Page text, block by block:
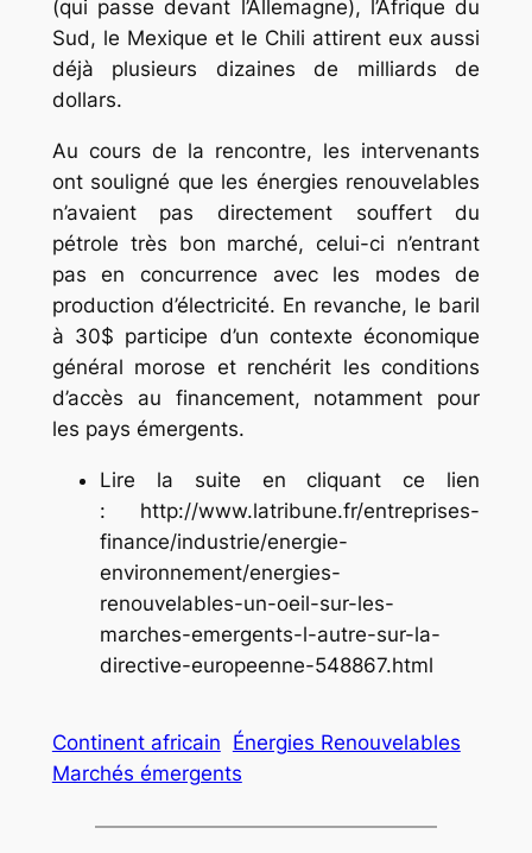
(qui passe devant l’Allemagne), l’Afrique du
Sud, le Mexique et le Chili attirent eux aussi
déjà plusieurs dizaines de milliards de
dollars.
Au cours de la rencontre, les intervenants
ont souligné que les énergies renouvelables
n’avaient pas directement souffert du
pétrole très bon marché, celui-ci n’entrant
pas en concurrence avec les modes de
production d’électricité. En revanche, le baril
à 30$ participe d’un contexte économique
général morose et renchérit les conditions
d’accès au financement, notamment pour
les pays émergents.
Lire la suite en cliquant ce lien
: http://www.latribune.fr/entreprises-
finance/industrie/energie-
environnement/energies-
renouvelables-un-oeil-sur-les-
marches-emergents-l-autre-sur-la-
directive-europeenne-548867.html
Continent africain Énergies Renouvelables
Marchés émergents